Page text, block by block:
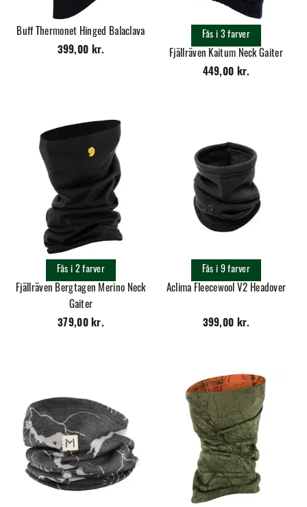
Buff Thermonet Hinged Balaclava
399,00 kr.
Fjällräven Kaitum Neck Gaiter
449,00 kr.
Fås i 3 farver
Fjällräven Bergtagen Merino Neck
Gaiter
379,00 kr.
Fås i 2 farver
Aclima Fleecewool V2 Headover
399,00 kr.
Fås i 9 farver